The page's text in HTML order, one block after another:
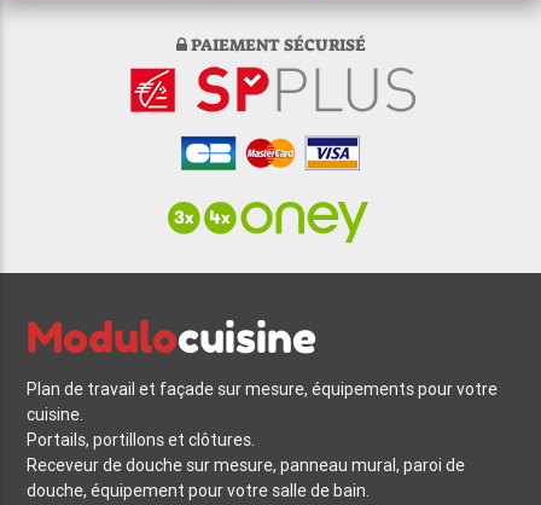
PAIEMENT SÉCURISÉ
Modulocuisine
Plan de travail et façade sur mesure, équipements pour votre
cuisine.
Portails, portillons et clôtures.
Receveur de douche sur mesure, panneau mural, paroi de
douche, équipement pour votre salle de bain.